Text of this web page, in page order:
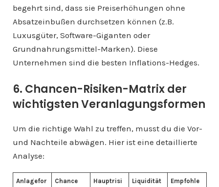
begehrt sind, dass sie Preiserhöhungen ohne
Absatzeinbußen durchsetzen können (z.B.
Luxusgüter, Software-Giganten oder
Grundnahrungsmittel-Marken). Diese
Unternehmen sind die besten Inflations-Hedges.
6. Chancen-Risiken-Matrix der
wichtigsten Veranlagungsformen
Um die richtige Wahl zu treffen, musst du die Vor-
und Nachteile abwägen. Hier ist eine detaillierte
Analyse:
Anlagefor
Chance
Hauptrisi
Liquidität
Empfohle